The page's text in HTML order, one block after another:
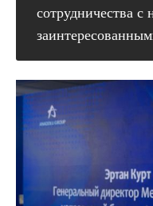
сотрудничества